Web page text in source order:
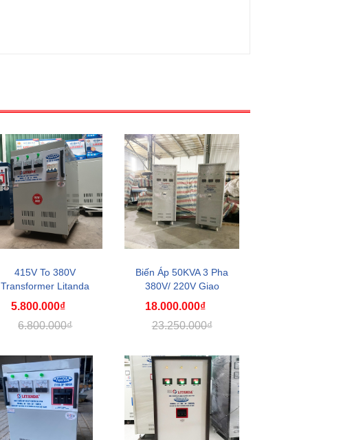
415V To 380V
Transformer Litanda
Chính ...
5.800.000₫
6.800.000₫
Biến Áp 50KVA 3 Pha
380V/ 220V Giao
Côn...
18.000.000₫
23.250.000₫
6.320.000₫